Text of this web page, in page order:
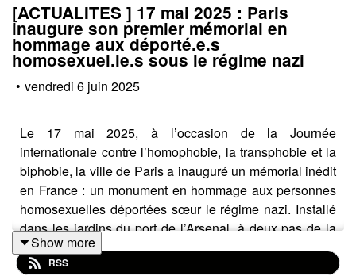
[ACTUALITES ] 17 mai 2025 : Paris
inaugure son premier mémorial en
hommage aux déporté.e.s
homosexuel.le.s sous le régime nazi
• vendredi 6 juin 2025
Le 17 mai 2025, à l’occasion de la Journée
internationale contre l’homophobie, la transphobie et la
biphobie, la ville de Paris a inauguré un mémorial inédit
en France : un monument en hommage aux personnes
homosexuelles déportées sœur le régime nazi. Installé
dans les jardins du port de l’Arsenal, à deux pas de la
Bastille, ce mémorial représente un tournant majeur
dans la reconnaissance des persécutions subies par les
Show more
RSS